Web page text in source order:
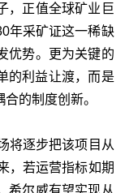
，正值全球矿业巨
年采矿证这一稀缺
优势。更为关键的
的利益让渡，而是
的制度创新。
将逐步把该项目从
，若运营指标如期